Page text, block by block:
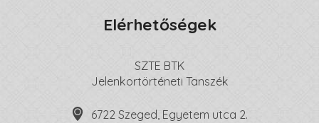
Elérhetőségek
SZTE BTK
Jelenkortörténeti Tanszék
6722 Szeged, Egyetem utca 2.